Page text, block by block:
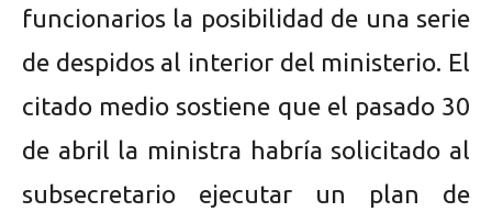
funcionarios la posibilidad de una serie
de despidos al interior del ministerio. El
citado medio sostiene que el pasado 30
de abril la ministra habría solicitado al
subsecretario ejecutar un plan de